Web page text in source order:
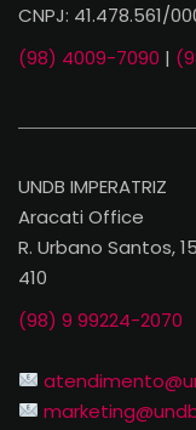
CNPJ: 41.478.561/
(98) 4009-7090 |
UNDB IMPERATRIZ
Aracati Office
R. Urbano Santos,
410
(98) 9 99224-2070